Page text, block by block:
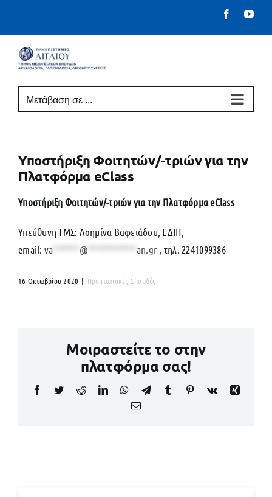
Facebook
Μετάβαση σε ...
Υποστήριξη Φοιτητών/-τριών για την
Πλατφόρμα eClass
Υποστήριξη Φοιτητών/-τριών για την Πλατφόρμα eClass
Υπεύθυνη ΤΜΣ: Ασημίνα Βαφειάδου, ΕΔΙΠ,
email: va @ an.gr , τηλ. 2241099386
16 Οκτωβρίου 2020 | Προπτυχιακές Σπουδές
Μοιραστείτε το στην
πλατφόρμα σας!
Facebook
TwitterRedditLinkedInWhatsApp
TelegramTumblr Pinterest
Vk
Xing
Email